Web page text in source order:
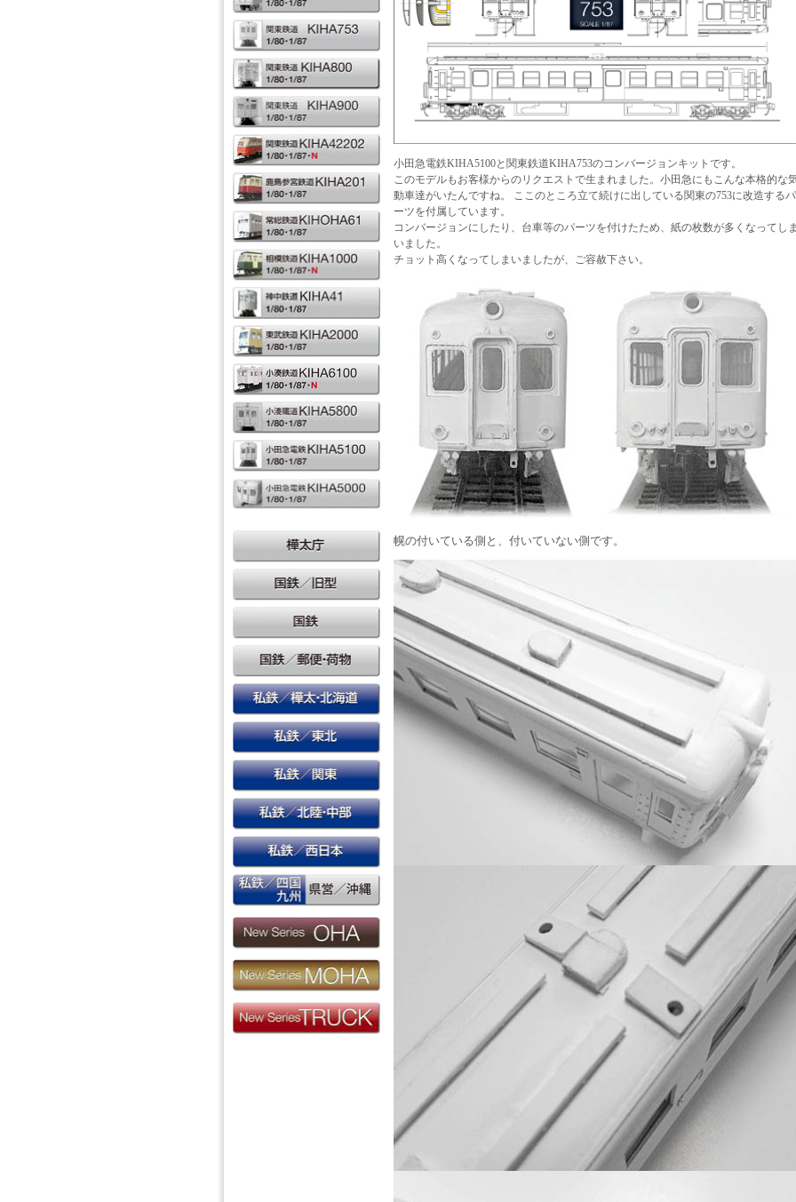
小田急電鉄KIHA5100と関東鉄道KIHA753のコンバージョンキットです。
このモデルもお客様からのリクエストで生まれました。小田急にもこんな本格的な
動車達がいたんですね。 ここのところ立て続けに出している関東の753に改造するパ
ーツを付属しています。
コンバージョンにしたり、台車等のパーツを付けたため、紙の枚数が多くなってし
いました。
チョット高くなってしまいましたが、ご容赦下さい。
幌の付いている側と、付いていない側です。